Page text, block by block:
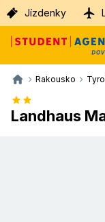
Jízdenky
Rakousko
Landhaus